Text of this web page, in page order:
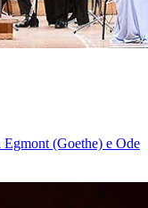
(Goethe) e Ode